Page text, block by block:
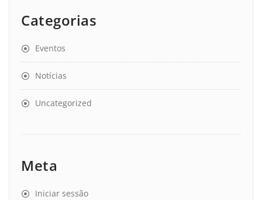
Categorias
Eventos
Notícias
Uncategorized
Meta
Iniciar sessão